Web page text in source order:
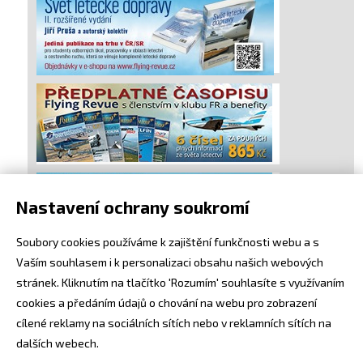
Nastavení ochrany soukromí
Soubory cookies používáme k zajištění funkčnosti webu a s
Vaším souhlasem i k personalizaci obsahu našich webových
stránek. Kliknutím na tlačítko 'Rozumím' souhlasíte s využívaním
cookies a předáním údajů o chování na webu pro zobrazení
cílené reklamy na sociálních sítích nebo v reklamních sítích na
dalších webech.